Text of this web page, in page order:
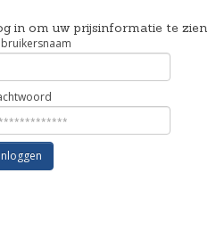
in om uw prijsinformatie te zien